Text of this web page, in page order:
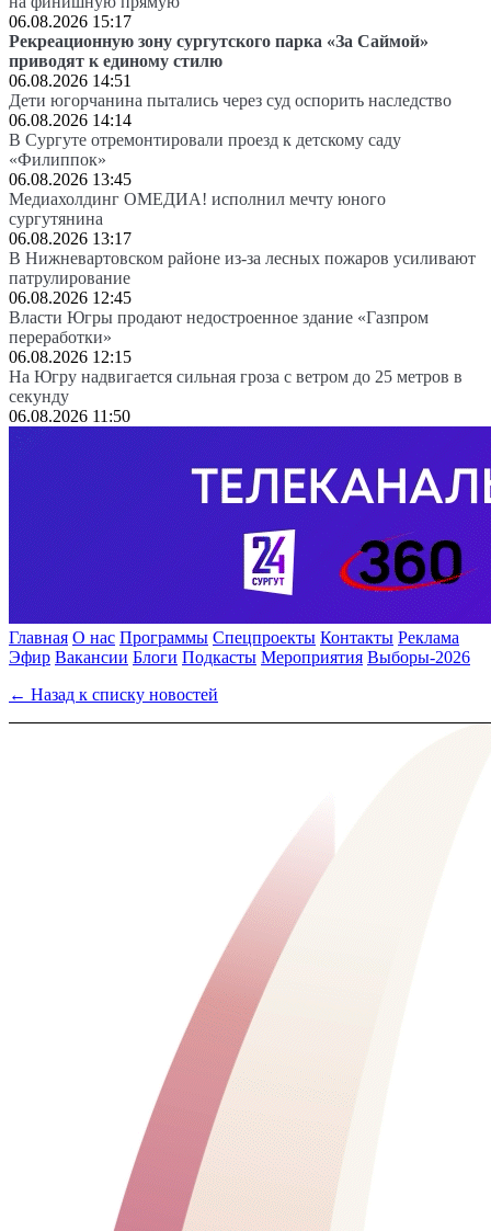
06.08.2026 15:17
Рекреационную зону сургутского парка «За Саймой»
приводят к единому стилю
06.08.2026 14:51
Дети югорчанина пытались через суд оспорить наследство
06.08.2026 14:14
В Сургуте отремонтировали проезд к детскому саду
«Филиппок»
06.08.2026 13:45
Медиахолдинг ОМЕДИА! исполнил мечту юного
сургутянина
06.08.2026 13:17
В Нижневартовском районе из-за лесных пожаров усиливают
патрулирование
06.08.2026 12:45
Власти Югры продают недостроенное здание «Газпром
переработки»
06.08.2026 12:15
На Югру надвигается сильная гроза с ветром до 25 метров в
секунду
06.08.2026 11:50
Главная О нас Программы Спецпроекты Контакты Реклама
Эфир Вакансии Блоги Подкасты Мероприятия Выборы-2026
← Назад к списку новостей